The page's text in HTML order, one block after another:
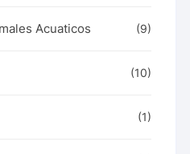
Acuaticos (9)
(10)
(1)